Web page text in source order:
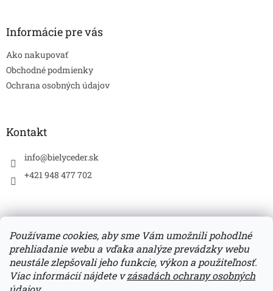
Používame cookies, aby sme Vám umožnili pohodlné
prehliadanie webu a vďaka analýze prevádzky webu
neustále zlepšovali jeho funkcie, výkon a použiteľnosť.
Viac informácií nájdete vzásadách ochrany osobných
Informácie pre vás
Ako nakupovať
Obchodné podmienky
Ochrana osobných údajov
Kontakt
info@bielyceder.sk
+421 948 477 702
Zboží.cz Heureka.sk